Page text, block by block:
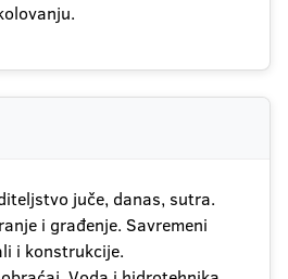
juče, danas, sutra.
i građenje. Savremeni
i konstrukcije.